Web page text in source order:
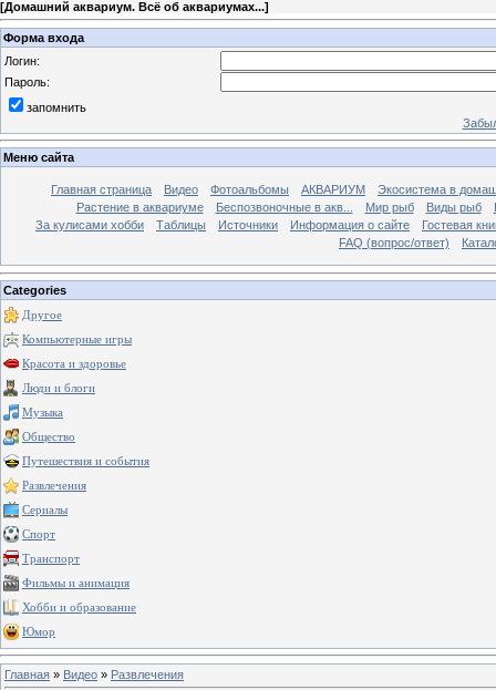
[Домашний аквариум. Всё об аквариумах...]
Форма входа
Логин:
Пароль:
запомнить
Меню сайта
Главная страница Видео Фотоальбомы АКВАРИУМ
Экосистема в
Растение в аквариуме
Беспозвоночные в акв... Мир рыб Виды рыб
За кулисами хобби
Таблицы Источники Информация о сайте
Гостевая
FAQ (вопрос/ответ)
Categories
Другое
Компьютерные игры
Красота и здоровье
Люди и блоги
Музыка
Общество
Путешествия и события
Развлечения
Сериалы
Спорт
Транспорт
Фильмы и анимация
Хобби и образование
Юмор
Главная » Видео » Развлечения